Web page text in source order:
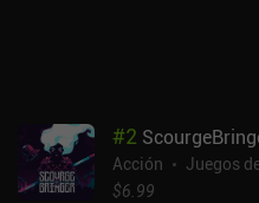
jugabilidad es muy divertida,
la música es increíble.
#2
Acción
Juegos
$6.99